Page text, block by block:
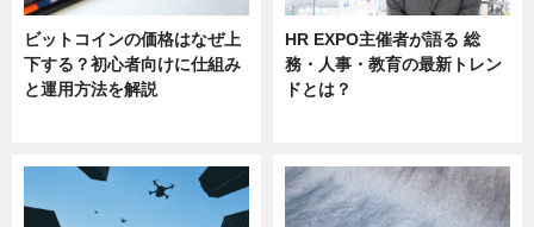
ビットコインの価格はなぜ上
下する？初心者向けに仕組み
と運用方法を解説
HR EXPO主催者が語る 総
務・人事・教育の最新トレン
ドとは？